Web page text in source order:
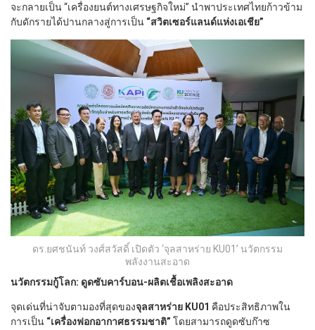
จะกลายเป็น “เครื่องยนต์ทางเศรษฐกิจใหม่” นำพาประเทศไทยก้าวข้าม
กับดักรายได้ปานกลางสู่การเป็น “สวิตเซอร์แลนด์แห่งเอเชีย”
ดร.ยศชนันท์ วงศ์สวัสดิ์ เปิดตัว ‘จุลสาหร่าย KU01’ นวัตกรรม
พลังงานสะอาด
นวัตกรรมกู้โลก: ดูดซับคาร์บอน-ผลิตเชื้อเพลิงสะอาด
จุดเด่นที่น่าจับตามองที่สุดของจุลสาหร่าย KU01 คือประสิทธิภาพใน
การเป็น “เครื่องฟอกอากาศธรรมชาติ” โดยสามารถดูดซับก๊าซ